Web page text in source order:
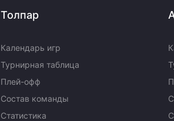
Толпар
Календарь игр
Турнирная таблица
Плей-офф
Состав команды
Статистика